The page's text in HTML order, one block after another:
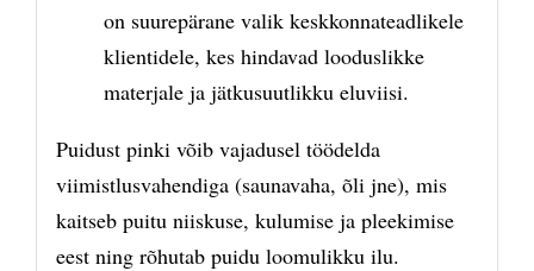
on suurepärane valik keskkonnateadlikele
klientidele, kes hindavad looduslikke
materjale ja jätkusuutlikku eluviisi.
Puidust pinki võib vajadusel töödelda
viimistlusvahendiga (saunavaha, õli jne), mis
kaitseb puitu niiskuse, kulumise ja pleekimise
eest ning rõhutab puidu loomulikku ilu.